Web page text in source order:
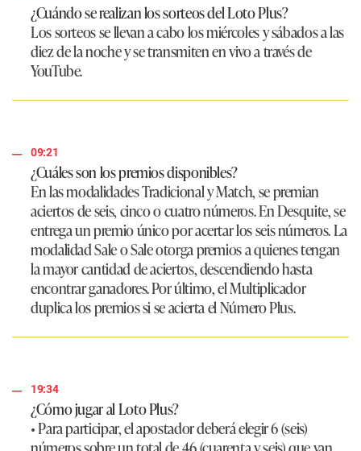
¿Cuándo se realizan los sorteos del Loto Plus?
Los sorteos se llevan a cabo los miércoles y sábados a las
diez de la noche y se transmiten en vivo a través de
YouTube.
09:21
¿Cuáles son los premios disponibles?
En las modalidades Tradicional y Match, se premian
aciertos de seis, cinco o cuatro números. En Desquite, se
entrega un premio único por acertar los seis números. La
modalidad Sale o Sale otorga premios a quienes tengan
la mayor cantidad de aciertos, descendiendo hasta
encontrar ganadores. Por último, el Multiplicador
duplica los premios si se acierta el Número Plus.
19:34
¿Cómo jugar al Loto Plus?
• Para participar, el apostador deberá elegir 6 (seis)
números sobre un total de 46 (cuarenta y seis) que van